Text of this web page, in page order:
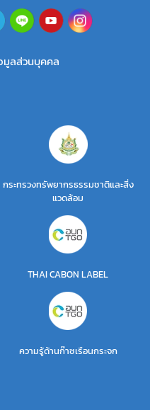
มูลส่วนบุคคล
กระทรวงทรัพยากรธรรมชาติและสิ่ง
แวดล้อม
THAI CABON LABEL
ความรู้ด้านก๊าซเรือนกระจก